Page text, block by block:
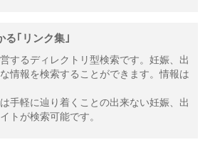
る｢リンク集｣
するディレクトリ型検索です。妊娠、出
情報を検索することができます。情報は
手軽に辿り着くことの出来ない妊娠、出
トが検索可能です。